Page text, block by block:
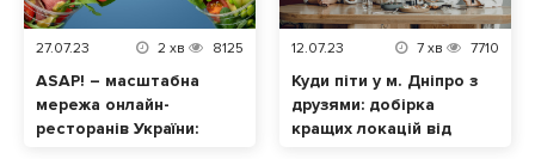
27.07.23 2 хв 8125
ASAP! – масштабна
мережа онлайн-
ресторанів України:
12.07.23 7 хв 7710
Куди піти у м. Дніпро з
друзями: добірка
кращих локацій від